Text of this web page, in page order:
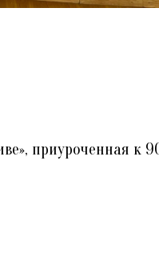
приуроченная к